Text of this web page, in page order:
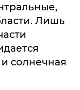
Лишь
солнечная